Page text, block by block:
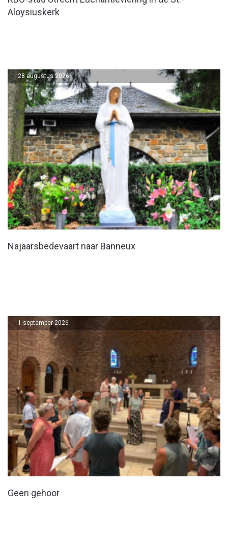
Aloysiuskerk
Najaarsbedevaart naar Banneux
28 augustus 2026
Geen gehoor
1 september 2026